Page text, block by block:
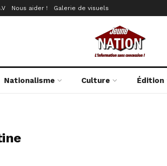
Nous aider ! Galerie de visuels
Nationalisme Culture Édition